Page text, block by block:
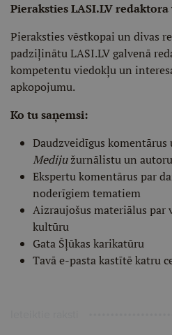
Pieraksties LASI.LV
Pieraksties vēstkopai un divas
padziļinātu LASI.LV galvenā
kompetentu viedokļu un
apkopojumu.
Ko tu saņemsi:
Daudzveidīgus
Medijužurnālistu un
Ekspertu komentārus par
noderīgiem tematiem
Aizraujošus materiālus par
kultūru
Gata Šļūkas karikatūru
Tavā e-pasta kastītē katru